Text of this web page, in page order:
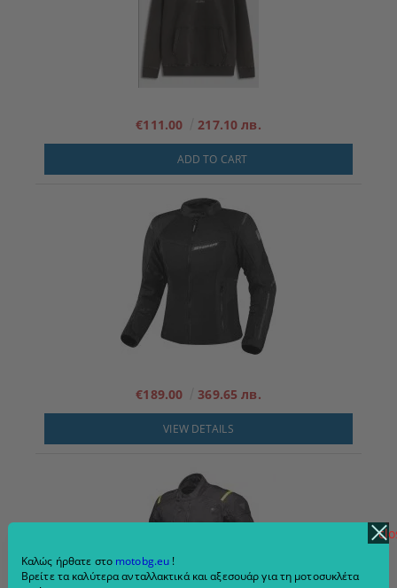
€111.00 217.10 лв.
ADD TO CART
€189.00 369.65 лв.
VIEW DETAILS
Καλώς ήρθατε στο motobg.eu !
Βρείτε τα καλύτερα ανταλλακτικά και αξεσουάρ για τη μοτοσυκλέτα